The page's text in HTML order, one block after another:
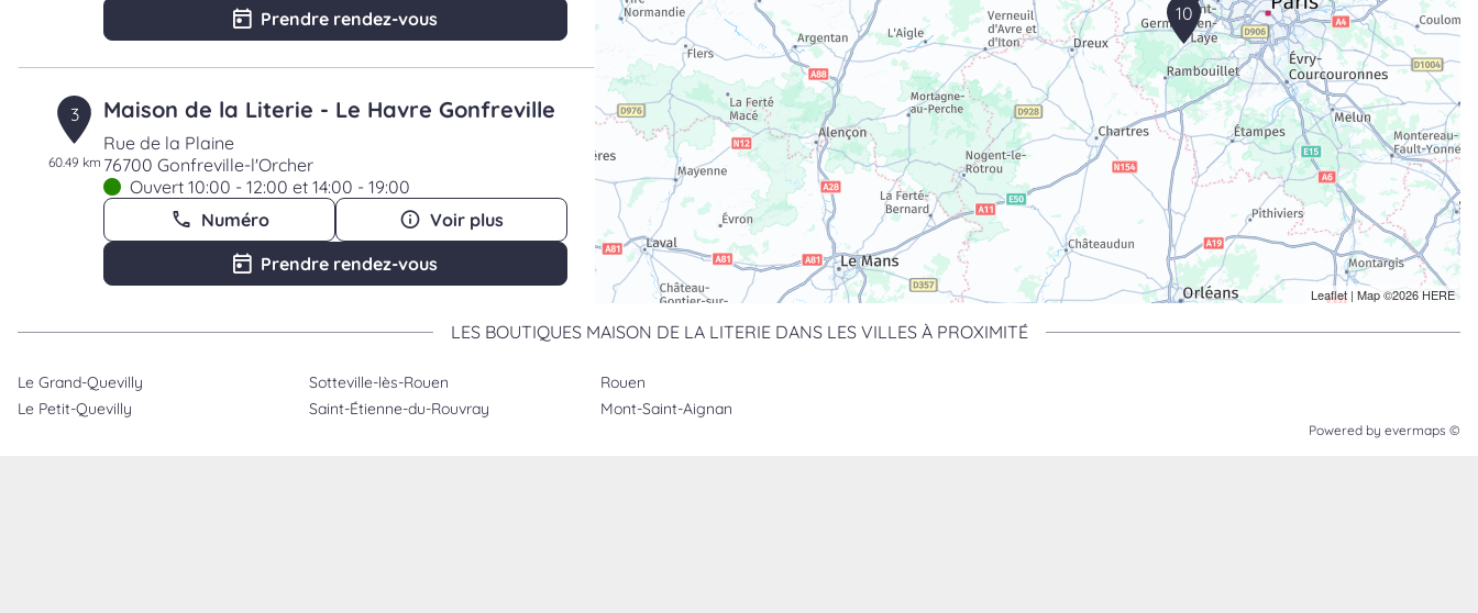
Prendre rendez-vous
3
60.49 km
Maison de la Literie - Le Havre Gonfreville
Rue de la Plaine
76700 Gonfreville-l'Orcher
Ouvert 10:00 - 12:00 et 14:00 - 19:00
Numéro
Voir plus
Prendre rendez-vous
63.04 km
Rue Augustin Fresnel
14100 Lisieux
10
Leaflet| Map ©2026HERE
LES BOUTIQUES MAISON DE LA LITERIE DANS LES VILLES À PROXIMITÉ
Le Grand-Quevilly
Le Petit-Quevilly
Sotteville-lès-Rouen
Saint-Étienne-du-Rouvray
Rouen
Mont-Saint-Aignan
Powered by evermaps ©